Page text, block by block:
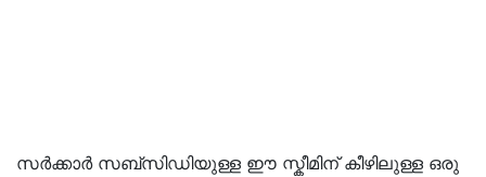
സർക്കാർ സബ്‌സിഡിയുള്ള ഈ സ്കീമിന് കീഴിലുള്ള ഒരു